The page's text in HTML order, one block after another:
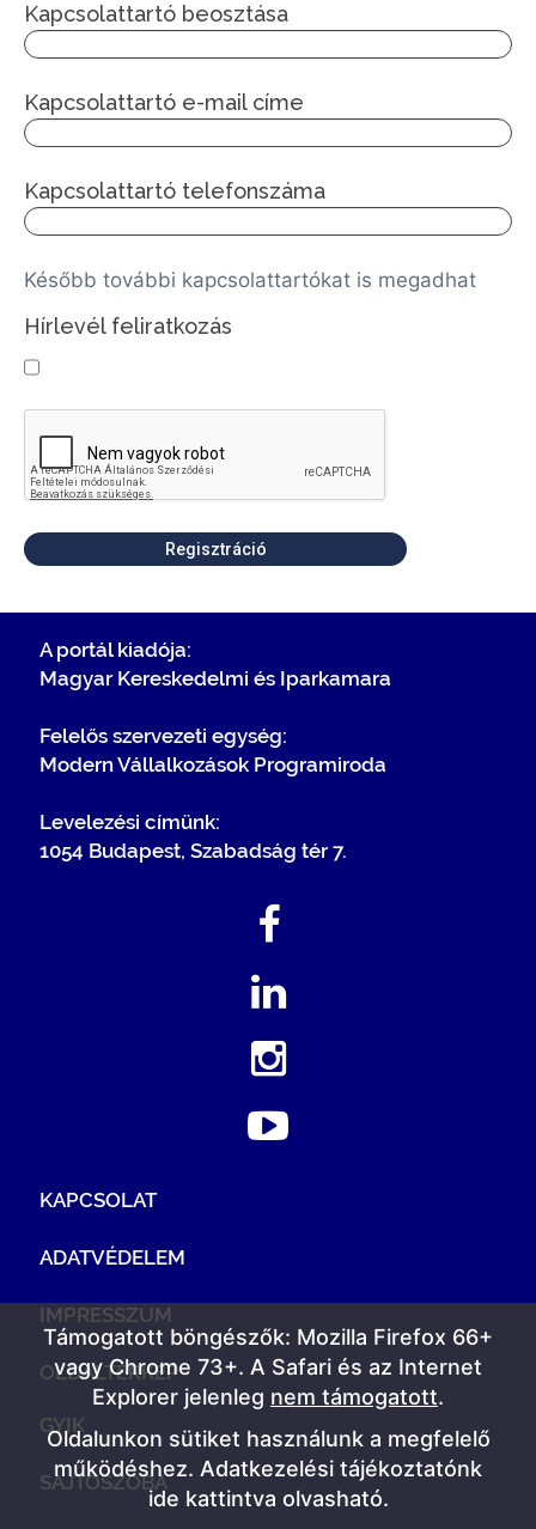
Kapcsolattartó beosztása
Kapcsolattartó e-mail címe
Kapcsolattartó telefonszáma
Később további kapcsolattartókat is megadhat
Hírlevél feliratkozás
Regisztráció
A portál kiadója:
Magyar Kereskedelmi és Iparkamara
Felelős szervezeti egység:
Modern Vállalkozások Programiroda
Levelezési címünk:
1054 Budapest, Szabadság tér 7.
KAPCSOLAT
ADATVÉDELEM
IMPRESSZUM
OLDALTÉRKÉP
GYIK
SAJTÓSZOBA
Támogatott böngészők: Mozilla Firefox 66+
vagy Chrome 73+. A Safari és az Internet
Explorer jelenleg nem támogatott.
Oldalunkon sütiket használunk a megfelelő
működéshez. Adatkezelési tájékoztatónk
ide kattintva olvasható.